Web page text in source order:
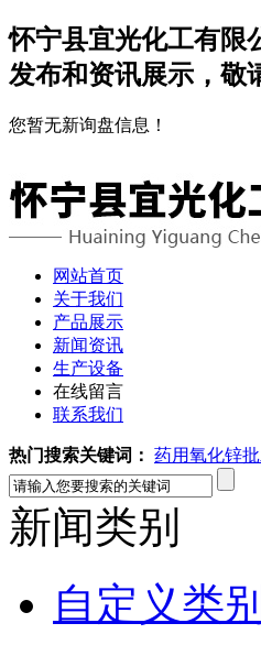
怀宁县宜光化工有限
发布和资讯展示，敬
您暂无新询盘信息！
网站首页
关于我们
产品展示
新闻资讯
生产设备
在线留言
联系我们
热门搜索关键词： 药用氧化锌
新闻类别
自定义类别